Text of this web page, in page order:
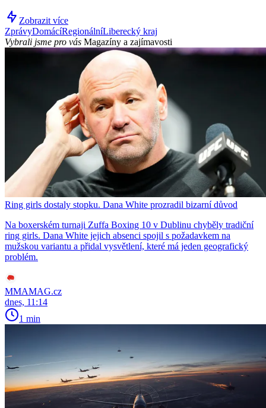
Zobrazit více
ZprávyDomácíRegionálníLiberecký kraj
Vybrali jsme pro vás Magazíny a zajímavosti
Ring girls dostaly stopku. Dana White prozradil bizarní důvod
Na boxerském turnaji Zuffa Boxing 10 v Dublinu chyběly tradiční
ring girls. Dana White jejich absenci spojil s požadavkem na
mužskou variantu a přidal vysvětlení, které má jeden geografický
problém.
MMAMAG.cz
dnes, 11:14
1 min